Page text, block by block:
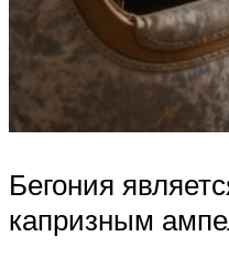
Бегония
капризным